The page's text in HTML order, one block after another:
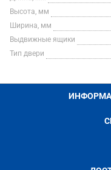
Высота, мм
Ширина, мм
Выдвижные ящики
Тип двери